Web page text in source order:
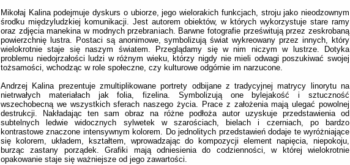
Mikołaj Kalina podejmuje dyskurs o ubiorze, jego wielorakich funkcjach, stroju jako nieodzownym
środku międzyludzkiej komunikacji. Jest autorem obiektów, w których wykorzystuje stare ramy
oraz zdjęcia manekina w modnych przebraniach. Barwne fotografie prześwitują przez zeskrobaną
powierzchnię lustra. Postaci są anonimowe, symbolizują świat wykreowany przez innych, który
wielokrotnie staje się naszym światem. Przeglądamy się w nim niczym w lustrze. Dotyka
problemu niedojrzałości ludzi w różnym wieku, którzy nigdy nie mieli odwagi poszukiwać swojej
tożsamości, wchodząc w role społeczne, czy kulturowe odgórnie im narzucone.
Andrzej Kalina prezentuje zmultiplikowane portrety odbijane z tradycyjnej matrycy linorytu na
nietrwałych materiałach jak folia, fizelina. Symbolizują one bylejakość i sztuczność
wszechobecną we wszystkich sferach naszego życia. Prace z założenia mają ulegać powolnej
destrukcji. Nakładając ten sam obraz na różne podłoża autor uzyskuje przedstawienia od
subtelnych ledwie widocznych sylwetek w szarościach, bielach i czerniach, po bardzo
kontrastowe znaczone intensywnym kolorem. Do jednolitych przedstawień dodaje te wyróżniające
się kolorem, układem, kształtem, wprowadzając do kompozycji element napięcia, niepokoju,
burząc zastany porządek. Grafiki mają odniesienia do codzienności, w której wielokrotnie
opakowanie staje się ważniejsze od jego zawartości.